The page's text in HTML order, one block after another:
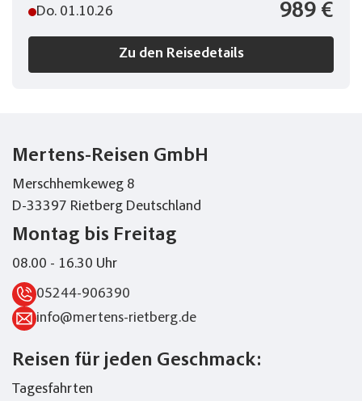
Do. 01.10.26 989 €
Zu den Reisedetails
Mertens-Reisen GmbH
Merschhemkeweg 8
D-33397 Rietberg Deutschland
Montag bis Freitag
08.00 - 16.30 Uhr
05244-906390
info@mertens-rietberg.de
Reisen für jeden Geschmack:
Tagesfahrten